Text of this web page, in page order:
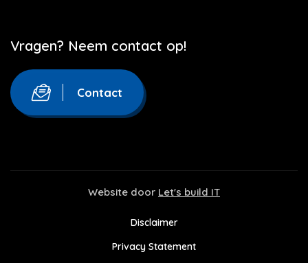
Vragen? Neem contact op!
Contact
Website door Let's build IT
Disclaimer
Privacy Statement